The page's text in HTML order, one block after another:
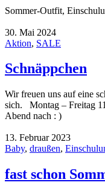
Sommer-Outfit,
30. Mai 2024
Aktion, SALE
Schnäppchen
Wir freuen uns auf eine
sich. Montag – Freitag
Abend nach : )
13. Februar 2023
Baby, draußen,
fast schon